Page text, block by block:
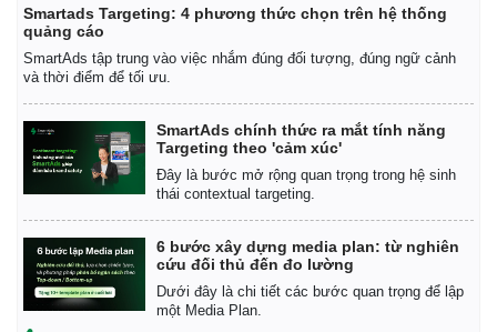
Smartads Targeting: 4 phương thức chọn trên hệ thống
quảng cáo
SmartAds tập trung vào việc nhắm đúng đối tượng, đúng ngữ cảnh
và thời điểm để tối ưu.
SmartAds chính thức ra mắt tính năng
Targeting theo 'cảm xúc'
Đây là bước mở rộng quan trọng trong hệ sinh
thái contextual targeting.
6 bước xây dựng media plan: từ nghiên
cứu đối thủ đến đo lường
Dưới đây là chi tiết các bước quan trọng để lập
một Media Plan.